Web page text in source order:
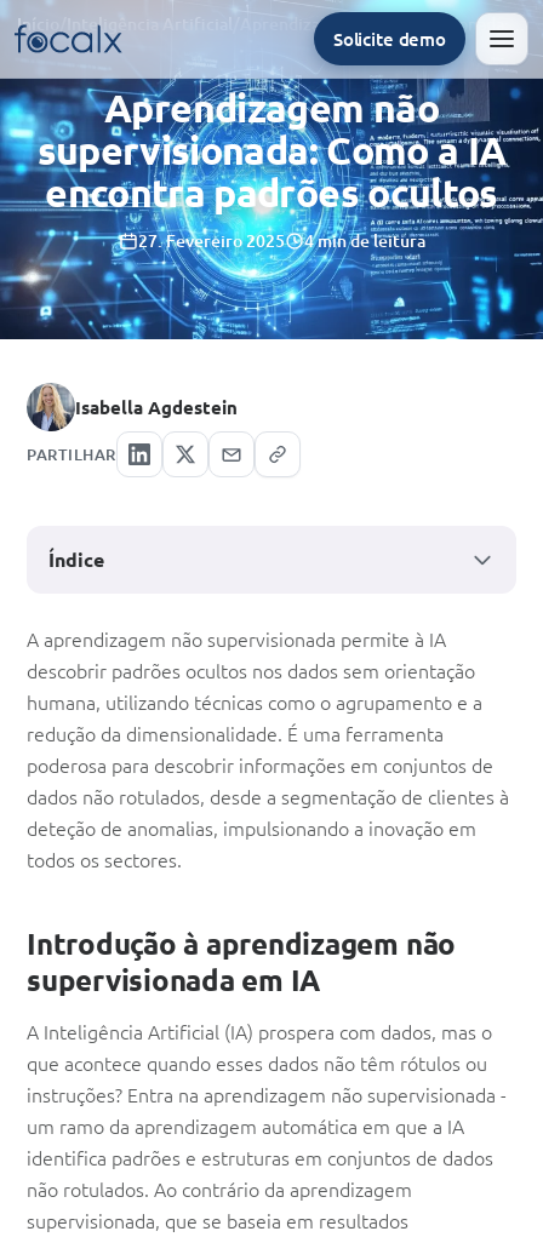
Solicite demo
Início Inteligência Artificial Aprendizagem não supervisionada: Como a IA encontra padrões ocultos
Aprendizagem não
supervisionada: Como a IA
encontra padrões ocultos
27. Fevereiro 2025 4 min de leitura
Isabella Agdestein
PARTILHAR
Aprendizagem
não
supervisionada:
Como
a
IA
padrões
ocultos
A aprendizagem não supervisionada permite à IA
descobrir padrões ocultos nos dados sem orientação
humana, utilizando técnicas como o agrupamento e a
redução da dimensionalidade. É uma ferramenta
poderosa para descobrir informações em conjuntos de
dados não rotulados, desde a segmentação de clientes à
deteção de anomalias, impulsionando a inovação em
todos os sectores.
Introdução à aprendizagem não
supervisionada em IA
A Inteligência Artificial (IA) prospera com dados, mas o
que acontece quando esses dados não têm rótulos ou
instruções? Entra na aprendizagem não supervisionada -
um ramo da aprendizagem automática em que a IA
identifica padrões e estruturas em conjuntos de dados
não rotulados. Ao contrário da aprendizagem
supervisionada, que se baseia em resultados
Índice